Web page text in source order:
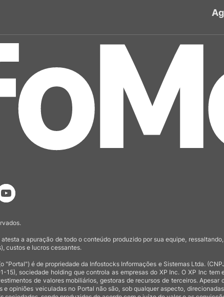
a apuração de todo o conteúdo produzido por sua equipe,
custos e lucros cessantes.
"Portal") é de propriedade da Infostocks Informações e Sistemas Ltda.
15), sociedade holding que controla as empresas do XP Inc. O XP Inc
de valores mobiliários, gestoras de recursos de terceiros.
opiniões veiculadas no Portal não são, sob qualquer aspecto,